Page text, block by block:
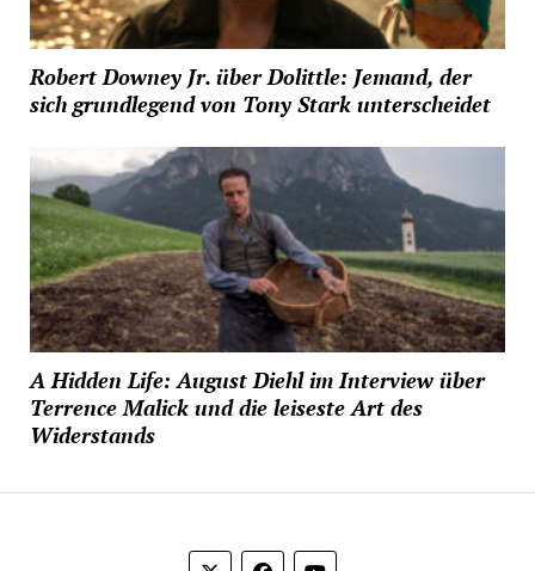
Robert Downey Jr. über Dolittle: Jemand, der
sich grundlegend von Tony Stark unterscheidet
A Hidden Life: August Diehl im Interview über
Terrence Malick und die leiseste Art des
Widerstands